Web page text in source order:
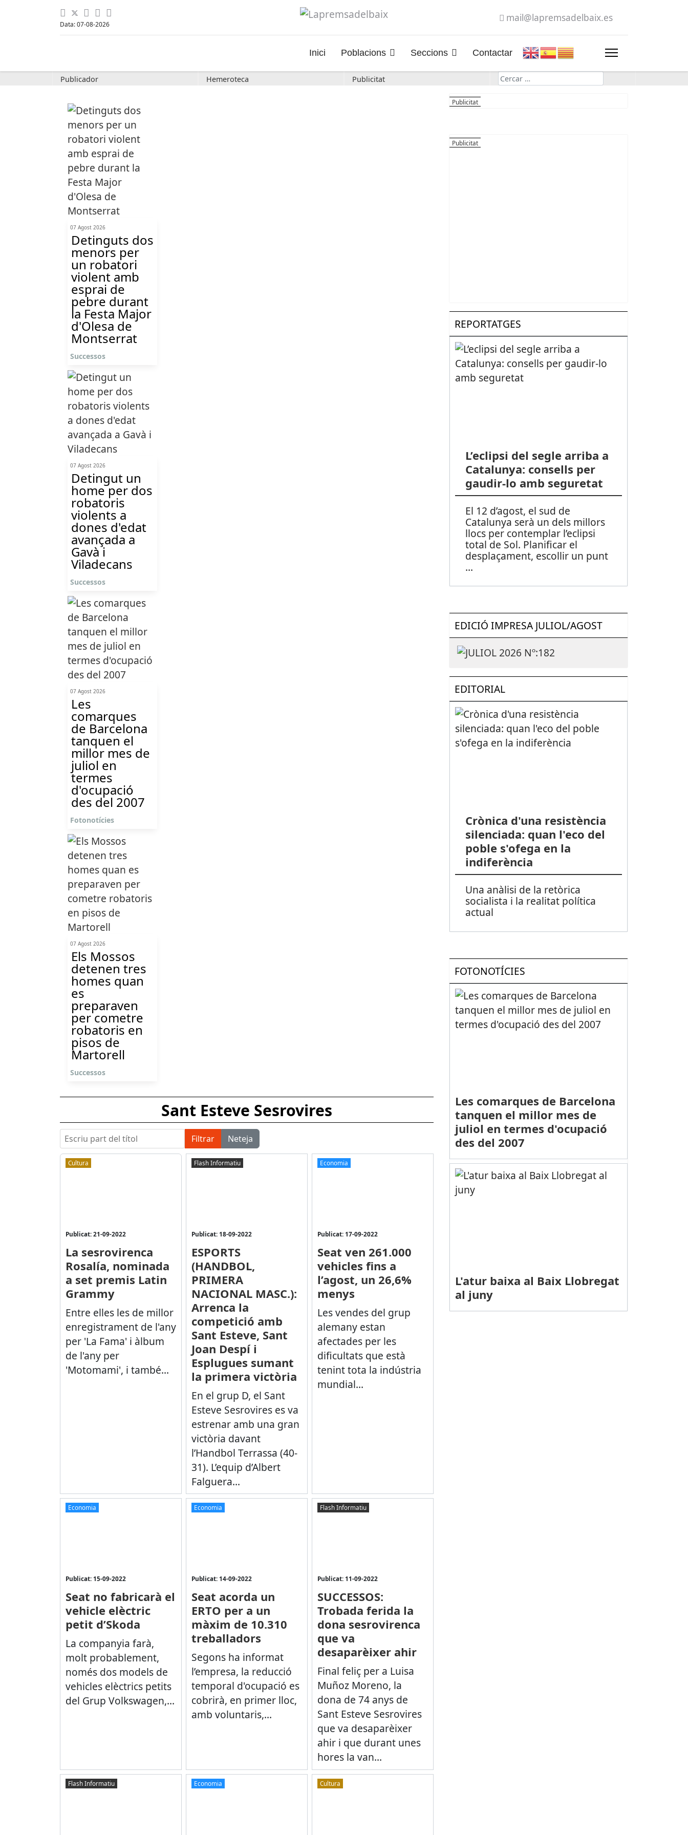
Data: 07-08-2026
mail@lapremsadelbaix.es
Inici Poblacions Seccions Contactar
Publicador Hemeroteca Publicitat Cerca
07 Agost 2026
Detinguts dos
menors per
un robatori
violent amb
esprai de
pebre durant
la Festa Major
d'Olesa de
Montserrat
Successos
07 Agost 2026
Detingut un
home per dos
robatoris
violents a
dones d'edat
avançada a
Gavà i
Viladecans
Successos
07 Agost 2026
Les
comarques
de Barcelona
tanquen el
millor mes de
juliol en
termes
d'ocupació
des del 2007
Fotonotícies
07 Agost 2026
Els Mossos
detenen tres
homes quan
es
preparaven
per cometre
robatoris en
pisos de
Martorell
Successos
Sant Esteve Sesrovires
Escriu part del títol Filtrar Neteja
Cultura
Publicat: 21-09-2022
La sesrovirenca
Rosalía, nominada
a set premis Latin
Grammy
Entre elles les de millor
enregistrament de l'any
per 'La Fama' i àlbum
de l'any per
'Motomami', i també...
Flash Informatiu
Publicat: 18-09-2022
ESPORTS
(HANDBOL,
PRIMERA
NACIONAL MASC.):
Arrenca la
competició amb
Sant Esteve, Sant
Joan Despí i
Esplugues sumant
la primera victòria
En el grup D, el Sant
Esteve Sesrovires es va
estrenar amb una gran
victòria davant
l’Handbol Terrassa (40-
31). L’equip d’Albert
Falguera...
Economia
Publicat: 17-09-2022
Seat ven 261.000
vehicles fins a
l’agost, un 26,6%
menys
Les vendes del grup
alemany estan
afectades per les
dificultats que està
tenint tota la indústria
mundial...
Economia
Publicat: 15-09-2022
Seat no fabricarà el
vehicle elèctric
petit d’Skoda
La companyia farà,
molt probablement,
només dos models de
vehicles elèctrics petits
del Grup Volkswagen,...
Economia
Publicat: 14-09-2022
Seat acorda un
ERTO per a un
màxim de 10.310
treballadors
Segons ha informat
l’empresa, la reducció
temporal d'ocupació es
cobrirà, en primer lloc,
amb voluntaris,...
Flash Informatiu
Publicat: 11-09-2022
SUCCESSOS:
Trobada ferida la
dona sesrovirenca
que va
desaparèixer ahir
Final feliç per a Luisa
Muñoz Moreno, la
dona de 74 anys de
Sant Esteve Sesrovires
que va desaparèixer
ahir i que durant unes
hores la van...
Flash Informatiu Economia Cultura
REPORTATGES
L’eclipsi del segle arriba a
Catalunya: consells per
gaudir-lo amb seguretat
El 12 d’agost, el sud de
Catalunya serà un dels millors
llocs per contemplar l’eclipsi
total de Sol. Planificar el
desplaçament, escollir un punt
...
EDICIÓ IMPRESA JULIOL/AGOST
EDITORIAL
Crònica d'una resistència
silenciada: quan l'eco del
poble s'ofega en la
indiferència
Una anàlisi de la retòrica
socialista i la realitat política
actual
FOTONOTÍCIES
Les comarques de Barcelona
tanquen el millor mes de
juliol en termes d'ocupació
des del 2007
L'atur baixa al Baix Llobregat
al juny